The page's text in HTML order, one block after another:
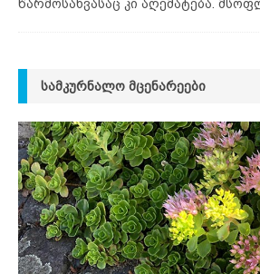
წარმოსახვასაც კი აღემატება.
ᲡᲐᲛᲙᲣᲠᲜᲐᲚᲝ ᲛᲪᲔᲜᲐᲠᲔᲔᲑᲘ